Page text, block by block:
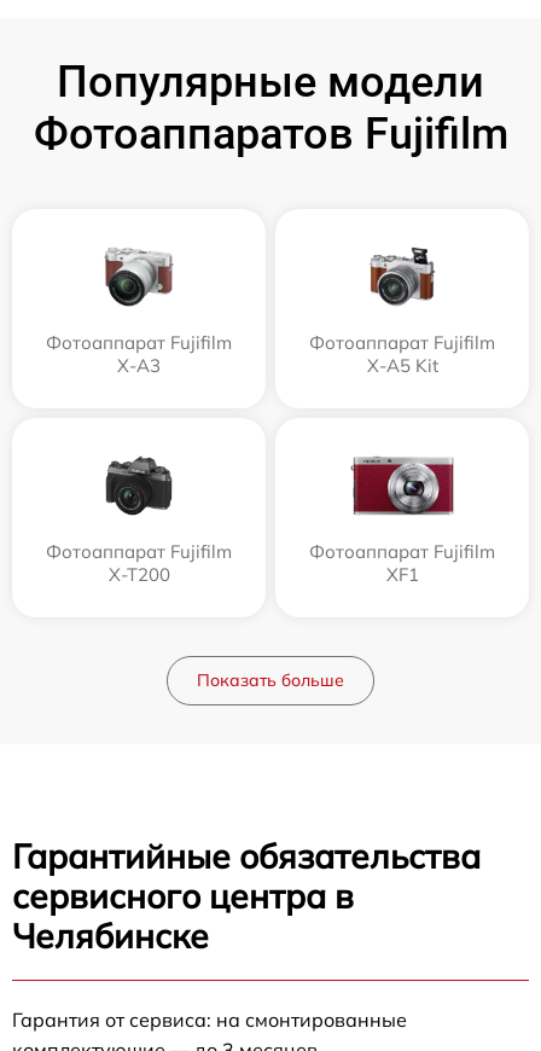
Популярные модели
Фотоаппаратов Fujifilm
Фотоаппарат Fujifilm
X-A3
Фотоаппарат Fujifilm
X-A5 Kit
Фотоаппарат Fujifilm
X-T200
Фотоаппарат Fujifilm
XF1
Показать больше
Гарантийные обязательства
сервисного центра в
Челябинске
Гарантия от сервиса: на смонтированные